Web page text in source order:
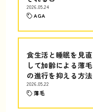
2026.05.24
AGA
食生活と睡眠を見直
して加齢による薄毛
の進行を抑える方法
2026.05.22
薄毛